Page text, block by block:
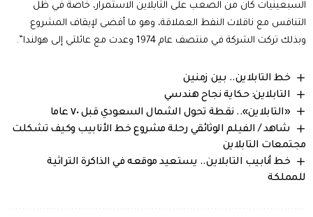
السبعينيات كان من الصعب على التابلاين الاستمرار، خاصة في ظل
التنافس مع ناقلات النفط العملاقة، وهو ما أفضى لإيقاف المشروع
وبذلك تركت الشركة في منتصف عام 1974 وعدت مع عائلتي إلى هولندا”.
خط التابلاين.. بين زمنين
التابلاين: حكاية نجاح هندسي
«التابلاين».. نقطة تحول الشمال السعودي قبل ٧٠ عاما
شاهد / الفيلم الوثائقي رحلة مشروع خط الأنابيب وكيف تشكلت
مجتمعات التابلاين
خط أنابيب التابلاين.. يستعيد موقعه في الذاكرة التراثية
للمملكة